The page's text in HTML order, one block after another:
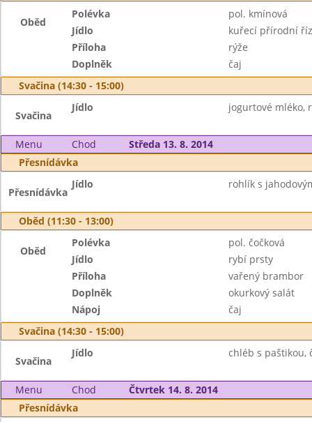
Oběd
Polévka
pol. kmínová
Jídlo
kuřecí přírodní
Příloha
rýže
Doplněk
čaj
Svačina (14:30 - 15:00)
Svačina
Jídlo jogurtové mléko,
Menu Chod
Středa 13. 8. 2014
Přesnídávka
Přesnídávka
Jídlo rohlík s
Oběd (11:30 - 13:00)
Oběd
Polévka
pol. čočková
Jídlo
rybí prsty
Příloha
vařený brambor
Doplněk
okurkový salát
Nápoj
čaj
Svačina (14:30 - 15:00)
Svačina
Jídlo chléb s paštikou,
Menu Chod
Čtvrtek 14. 8. 2014
Přesnídávka